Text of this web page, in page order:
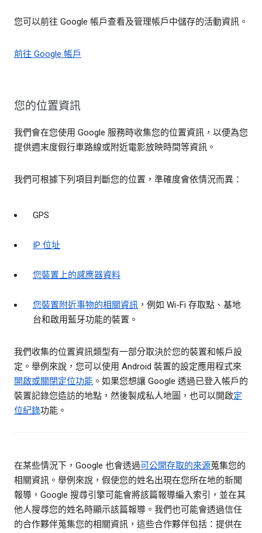
您可以前往 Google 帳戶查看及管理帳戶中儲存的活動資訊。
前往 Google 帳戶
您的位置資訊
我們會在您使用 Google 服務時收集您的位置資訊，以便為您
提供週末度假行車路線或附近電影放映時間等資訊。
我們可根據下列項目判斷您的位置，準確度會依情況而異：
GPS
IP 位址
您裝置上的感應器資料
您裝置附近事物的相關資訊 ，例如 Wi-Fi 存取點、基地
台和啟用藍牙功能的裝置。
我們收集的位置資訊類型有一部分取決於您的裝置和帳戶設
定。舉例來說，您可以使用 Android 裝置的設定應用程式來
開啟或關閉定位功能 。如果您想讓 Google 透過已登入帳戶的
裝置記錄您造訪的地點，然後製成私人地圖，也可以開啟定
位紀錄功能。
在某些情況下，Google 也會透過可公開存取的來源蒐集您的
相關資訊。舉例來說，假使您的姓名出現在您所在地的新聞
報導，Google 搜尋引擎可能會將該篇報導編入索引，並在其
他人搜尋您的姓名時顯示該篇報導。我們也可能會透過信任
的合作夥伴蒐集您的相關資訊，這些合作夥伴包括：提供在